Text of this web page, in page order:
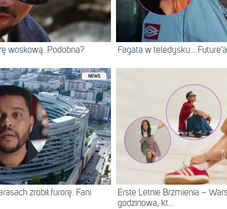
woskową. Podobna? Fagata w teledysku…
NEWS
zrobił furorę. Fani
Erste Letnie Brzmienia –
godzinowa, kt...